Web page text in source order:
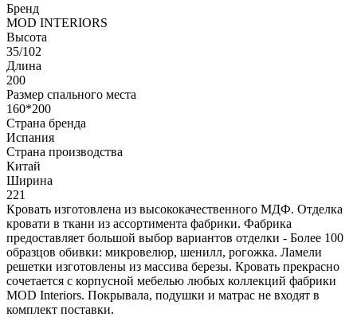
Бренд
MOD INTERIORS
Высота
35/102
Длина
200
Размер спального места
160*200
Страна бренда
Испания
Страна производства
Китай
Ширина
221
Кровать изготовлена из высококачественного МДФ. Отделка
кровати в ткани из ассортимента фабрики. Фабрика
предоставляет большой выбор вариантов отделки - Более 100
образцов обивки: микровелюр, шенилл, рогожка. Ламели
решетки изготовлены из массива березы. Кровать прекрасно
сочетается с корпусной мебелью любых коллекций фабрики
MOD Interiors. Покрывала, подушки и матрас не входят в
комплект поставки.